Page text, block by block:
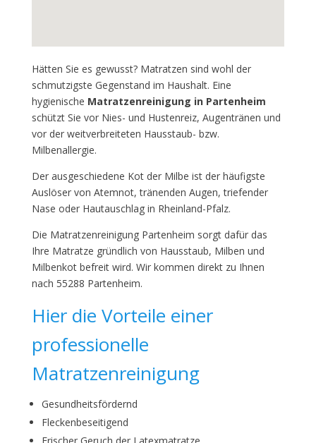
Hätten Sie es gewusst? Matratzen sind wohl der
schmutzigste Gegenstand im Haushalt. Eine
hygienische Matratzenreinigung in Partenheim
schützt Sie vor Nies- und Hustenreiz, Augentränen und
vor der weitverbreiteten Hausstaub- bzw.
Milbenallergie.
Der ausgeschiedene Kot der Milbe ist der häufigste
Auslöser von Atemnot, tränenden Augen, triefender
Nase oder Hautauschlag in Rheinland-Pfalz.
Die Matratzenreinigung Partenheim sorgt dafür das
Ihre Matratze gründlich von Hausstaub, Milben und
Milbenkot befreit wird. Wir kommen direkt zu Ihnen
nach 55288 Partenheim.
Hier die Vorteile einer
professionelle
Matratzenreinigung
Gesundheitsfördernd
Fleckenbeseitigend